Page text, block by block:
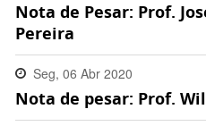
11:45:00 -0300
Nota de Pesar: Prof.
Pereira
Seg, 06 Abr 2020
17:13:00 -0300
Nota de pesar: Prof.